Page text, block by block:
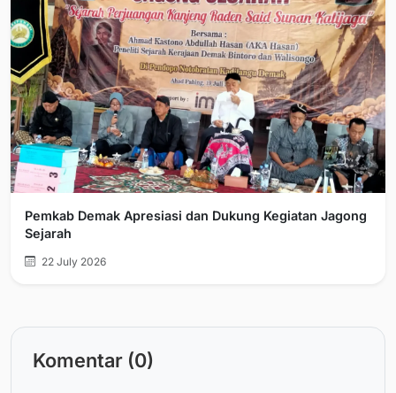
Pemkab Demak Apresiasi dan Dukung Kegiatan Jagong
Sejarah
22 July 2026
Komentar (0)